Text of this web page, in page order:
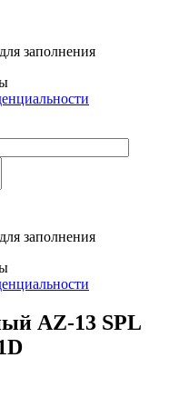
заполнения
заполнения
AZ-13 SPL